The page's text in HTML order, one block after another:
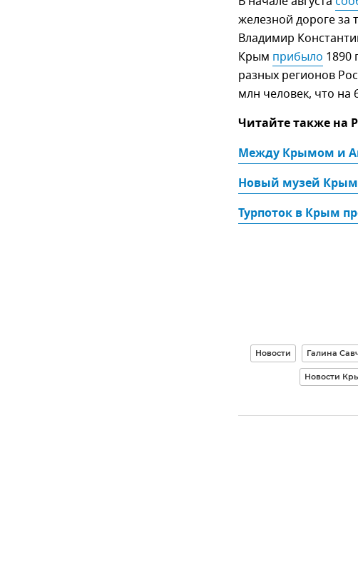
железной дороге за
Владимир
Крым прибыло 1890
разных регионов
млн человек, что
Читайте также на
Между Крымом и
Новый музей
Турпоток в Крым
Новости Галина
Новости